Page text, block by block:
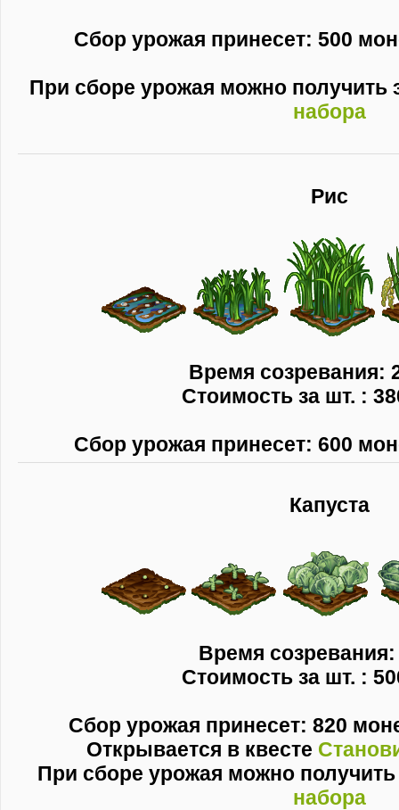
Сбор урожая принесет: 500
При сборе урожая можно
набора
Рис
Время созревания:
Стоимость за шт. :
Сбор урожая принесет: 600
Капуста
Время
Стоимость за шт. :
Сбор урожая принесет: 820
Открывается в квесте
При сборе урожая можно
набора